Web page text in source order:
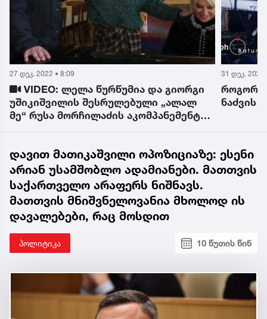
27 დეკ. 2022 • 8:09
VIDEO: ლელა წურწუმია და გიორგი
უშიკიშვილის შესრულებული „ალალ
მე“ რუსა მორჩილაძის აკომპანემენტის
31 დეკ. 2022
როგორ
ნაძვის
დავით მათიკაშვილი ოპოზიციაზე: ესენი
არიან უსამშობლო ადამიანები. მათთვის
საქართველო არაფერს ნიშნავს.
მათთვის მნიშვნელოვანია მხოლოდ ის
დავალებები, რაც მოსდით
პოლიტიკა 10 წუთის წინ